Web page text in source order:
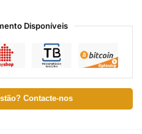
Disponíveis
Contacte-nos